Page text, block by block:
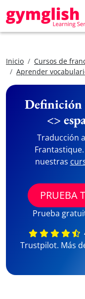
Inicio
Cursos de
Aprender
Definición
<>
Traducción
nuestras
PRUEBA
Prueba
Trustpilot. Más